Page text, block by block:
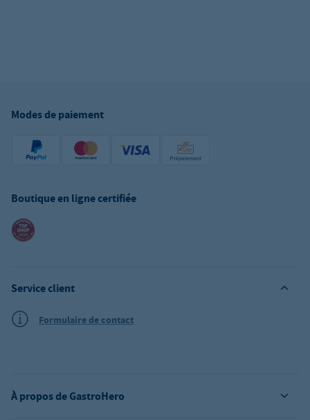
Modes de paiement
Boutique en ligne certifiée
À propos de GastroHero
Service client
Formulaire de contact